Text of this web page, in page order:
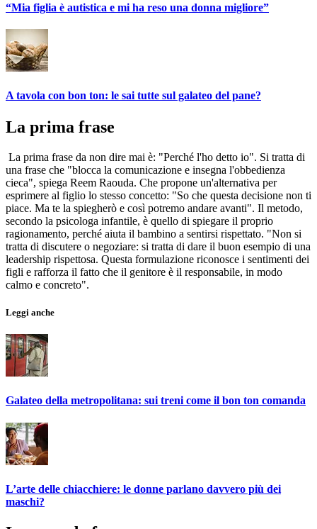
“Mia figlia è autistica e mi ha reso una donna migliore”
A tavola con bon ton: le sai tutte sul galateo del pane?
La prima frase
La prima frase da non dire mai è: "Perché l'ho detto io". Si tratta di
una frase che "blocca la comunicazione e insegna l'obbedienza
cieca", spiega Reem Raouda. Che propone un'alternativa per
esprimere al figlio lo stesso concetto: "So che questa decisione non ti
piace. Ma te la spiegherò e così potremo andare avanti". Il metodo,
secondo la psicologa infantile, è quello di spiegare il proprio
ragionamento, perché aiuta il bambino a sentirsi rispettato. "Non si
tratta di discutere o negoziare: si tratta di dare il buon esempio di una
leadership rispettosa. Questa formulazione riconosce i sentimenti dei
figli e rafforza il fatto che il genitore è il responsabile, in modo
calmo e concreto".
Leggi anche
Galateo della metropolitana: sui treni come il bon ton comanda
L’arte delle chiacchiere: le donne parlano davvero più dei
maschi?